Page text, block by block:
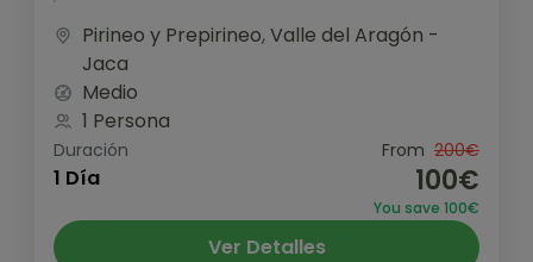
Pirineo y Prepirineo,Valle del Aragón -
Jaca
Medio
1 Persona
Duración
1 Día
From 200€
100€
You save 100€
Ver Detalles